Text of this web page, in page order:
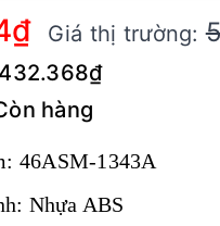
Giá thị trường:
hàng
46ASM-1343A
Nhựa ABS